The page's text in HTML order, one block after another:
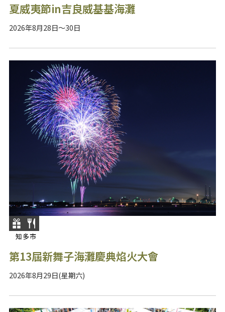
夏威夷節in吉良威基基海灘
2026年8月28日～30日
知多市
第13屆新舞子海灘慶典焰火大會
2026年8月29日(星期六)